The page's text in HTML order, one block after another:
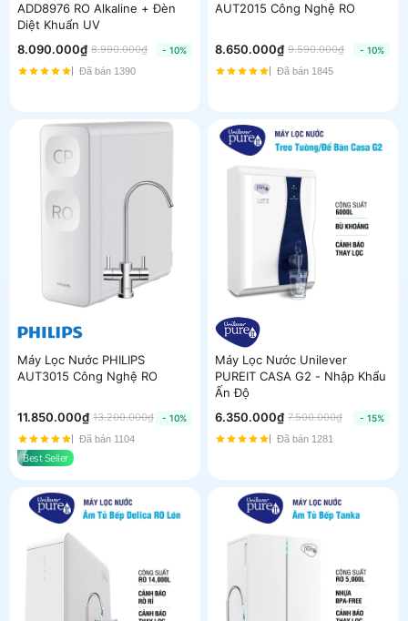
ADD8976 RO Alkaline + Đèn
Diệt Khuẩn UV
8.090.000₫ 8.990.000₫
- 10%
Đã bán 1390
AUT2015 Công Nghệ RO
8.650.000₫ 9.590.000₫
- 10%
Đã bán 1845
Máy Lọc Nước PHILIPS
AUT3015 Công Nghệ RO
11.850.000₫ 13.200.000₫
- 10%
Đã bán 1104
Best Seller
Máy Lọc Nước Unilever
PUREIT CASA G2 - Nhập Khẩu
Ấn Độ
6.350.000₫ 7.500.000₫
- 15%
Đã bán 1281